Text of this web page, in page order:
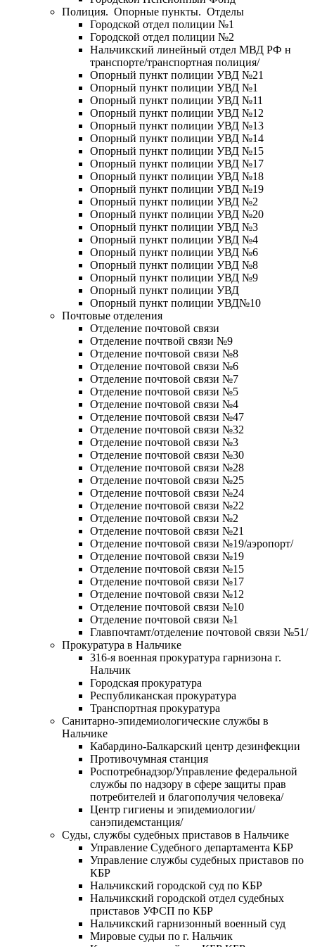
Полиция. Опорные пункты. Отделы
Городской отдел полиции №1
Городской отдел полиции №2
Нальчикский линейный отдел МВД РФ н
транспорте/транспортная полиция/
Опорный пункт полиции УВД №21
Опорный пункт полиции УВД №1
Опорный пункт полиции УВД №11
Опорный пункт полиции УВД №12
Опорный пункт полиции УВД №13
Опорный пункт полиции УВД №14
Опорный пункт полиции УВД №15
Опорный пункт полиции УВД №17
Опорный пункт полиции УВД №18
Опорный пункт полиции УВД №19
Опорный пункт полиции УВД №2
Опорный пункт полиции УВД №20
Опорный пункт полиции УВД №3
Опорный пункт полиции УВД №4
Опорный пункт полиции УВД №6
Опорный пункт полиции УВД №8
Опорный пункт полиции УВД №9
Опорный пункт полиции УВД
Опорный пункт полиции УВД№10
Почтовые отделения
Отделение почтовой связи
Отделение почтвой связи №9
Отделение почтовой связи №8
Отделение почтовой связи №6
Отделение почтовой связи №7
Отделение почтовой связи №5
Отделение почтовой связи №4
Отделение почтовой связи №47
Отделение почтовой связи №32
Отделение почтовой связи №3
Отделение почтовой связи №30
Отделение почтовой связи №28
Отделение почтовой связи №25
Отделение почтовой связи №24
Отделение почтовой связи №22
Отделение почтовой связи №2
Отделение почтовой связи №21
Отделение почтовой связи №19/аэропорт/
Отделение почтовой связи №19
Отделение почтовой связи №15
Отделение почтовой связи №17
Отделение почтовой связи №12
Отделение почтовой связи №10
Отделение почтовой связи №1
Главпочтамт/отделение почтовой связи №51/
Прокуратура в Нальчике
316-я военная прокуратура гарнизона г.
Нальчик
Городская прокуратура
Республиканская прокуратура
Транспортная прокуратура
Санитарно-эпидемиологические службы в
Нальчике
Кабардино-Балкарский центр дезинфекции
Противочумная станция
Роспотребнадзор/Управление федеральной
службы по надзору в сфере защиты прав
потребителей и благополучия человека/
Центр гигиены и эпидемиологии/
санэпидемстанция/
Суды, службы судебных приставов в Нальчике
Управление Судебного департамента КБР
Управление службы судебных приставов по
КБР
Нальчикский городской суд по КБР
Нальчикский городской отдел судебных
приставов УФСП по КБР
Нальчикский гарнизонный военный суд
Мировые судьи по г. Нальчик